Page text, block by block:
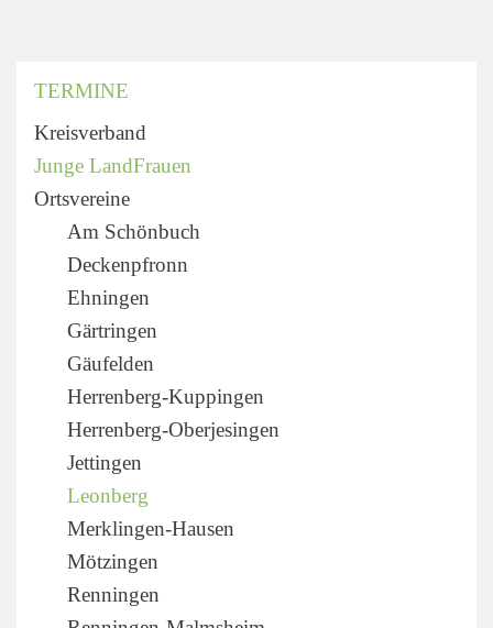
TERMINE
Kreisverband
Junge LandFrauen
Ortsvereine
Am Schönbuch
Deckenpfronn
Ehningen
Gärtringen
Gäufelden
Herrenberg-Kuppingen
Herrenberg-Oberjesingen
Jettingen
Leonberg
Merklingen-Hausen
Mötzingen
Renningen